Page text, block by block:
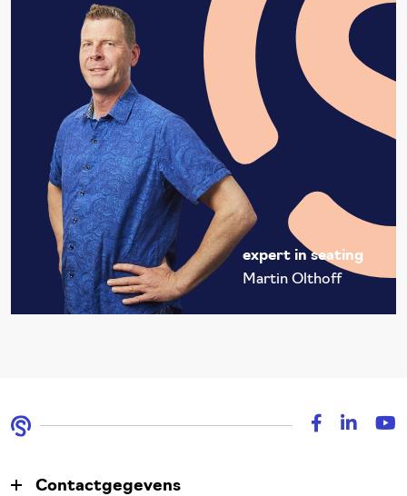
expert in seating
Martin Olthoff
Contactgegevens